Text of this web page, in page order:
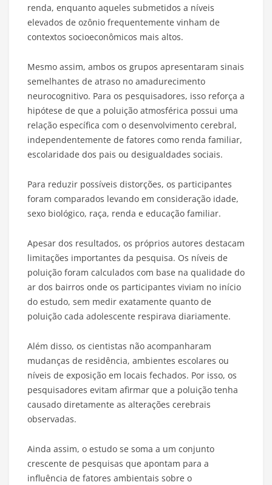
renda, enquanto aqueles submetidos a níveis
elevados de ozônio frequentemente vinham de
contextos socioeconômicos mais altos.
Mesmo assim, ambos os grupos apresentaram sinais
semelhantes de atraso no amadurecimento
neurocognitivo. Para os pesquisadores, isso reforça a
hipótese de que a poluição atmosférica possui uma
relação específica com o desenvolvimento cerebral,
independentemente de fatores como renda familiar,
escolaridade dos pais ou desigualdades sociais.
Para reduzir possíveis distorções, os participantes
foram comparados levando em consideração idade,
sexo biológico, raça, renda e educação familiar.
Apesar dos resultados, os próprios autores destacam
limitações importantes da pesquisa. Os níveis de
poluição foram calculados com base na qualidade do
ar dos bairros onde os participantes viviam no início
do estudo, sem medir exatamente quanto de
poluição cada adolescente respirava diariamente.
Além disso, os cientistas não acompanharam
mudanças de residência, ambientes escolares ou
níveis de exposição em locais fechados. Por isso, os
pesquisadores evitam afirmar que a poluição tenha
causado diretamente as alterações cerebrais
observadas.
Ainda assim, o estudo se soma a um conjunto
crescente de pesquisas que apontam para a
influência de fatores ambientais sobre o